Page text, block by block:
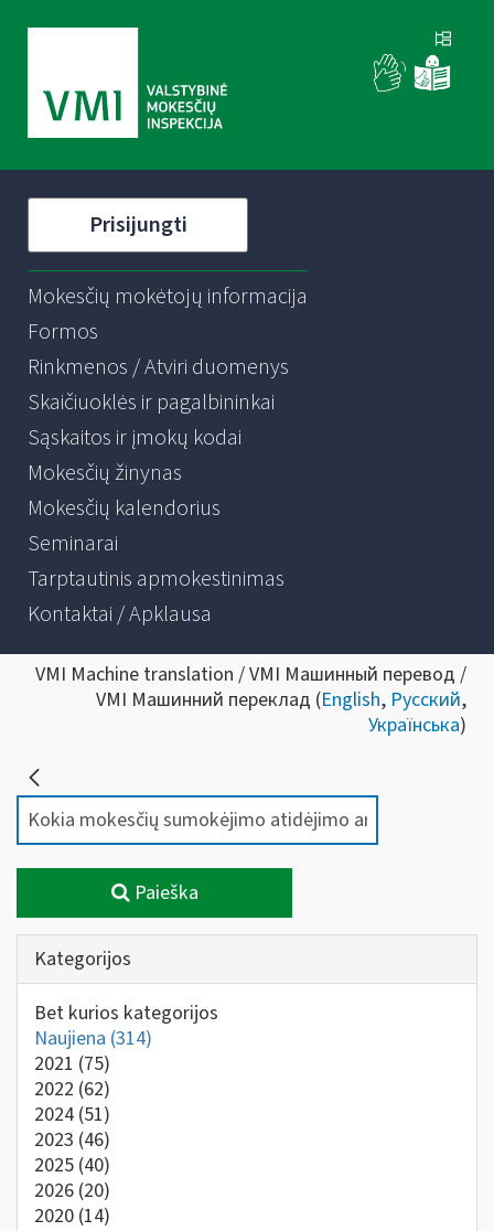
Prisijungti
Mokesčių mokėtojų informacija
Formos
Rinkmenos / Atviri duomenys
Skaičiuoklės ir pagalbininkai
Sąskaitos ir įmokų kodai
Mokesčių žinynas
Mokesčių kalendorius
Seminarai
Tarptautinis apmokestinimas
Kontaktai / Apklausa
VMI Machine translation / VMI Машинный перевод /
VMI Машинний переклад (English, Русский,
Українська)
Paieška
Kategorijos
Bet kurios kategorijos
Naujiena (314)
2021 (75)
2022 (62)
2024 (51)
2023 (46)
2025 (40)
2026 (20)
2020 (14)